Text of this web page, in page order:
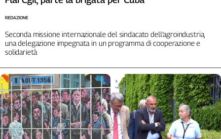
Seconda missione internazionale del sindacato dell’agroindustria,
una delegazione impegnata in un programma di cooperazione e
solidarietà
REDAZIONE